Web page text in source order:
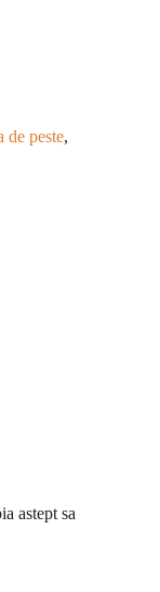
de peste,
astept sa